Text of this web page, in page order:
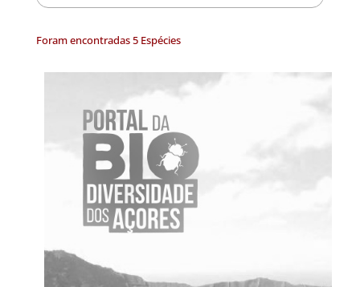
Foram encontradas 5 Espécies